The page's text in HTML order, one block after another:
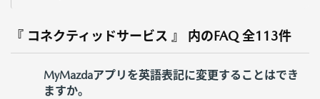
『 コネクティッドサービス 』 内のFAQ 全113件
MyMazdaアプリを英語表記に変更することはでき
ますか。